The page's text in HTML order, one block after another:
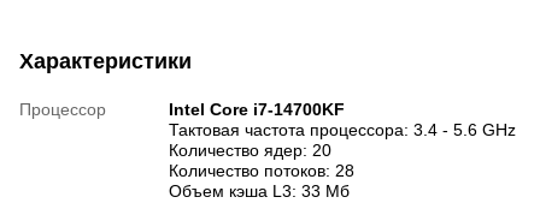
Характеристики
Процессор
Intel Core i7-14700KF
Тактовая частота процессора: 3.4 - 5.6 GHz
Количество ядер: 20
Количество потоков: 28
Объем кэша L3: 33 Мб